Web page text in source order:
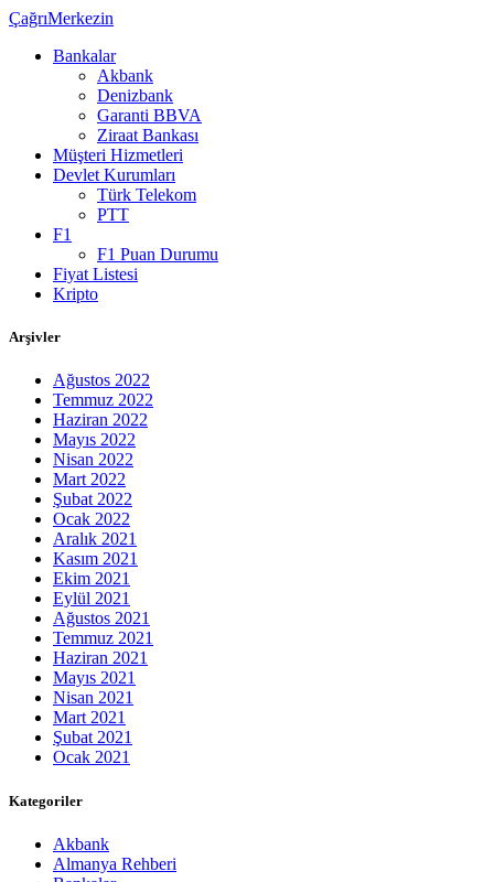
ÇağrıMerkezin
Bankalar
Akbank
Denizbank
Garanti BBVA
Ziraat Bankası
Müşteri Hizmetleri
Devlet Kurumları
Türk Telekom
PTT
F1
F1 Puan Durumu
Fiyat Listesi
Kripto
Arşivler
Ağustos 2022
Temmuz 2022
Haziran 2022
Mayıs 2022
Nisan 2022
Mart 2022
Şubat 2022
Ocak 2022
Aralık 2021
Kasım 2021
Ekim 2021
Eylül 2021
Ağustos 2021
Temmuz 2021
Haziran 2021
Mayıs 2021
Nisan 2021
Mart 2021
Şubat 2021
Ocak 2021
Kategoriler
Akbank
Almanya Rehberi